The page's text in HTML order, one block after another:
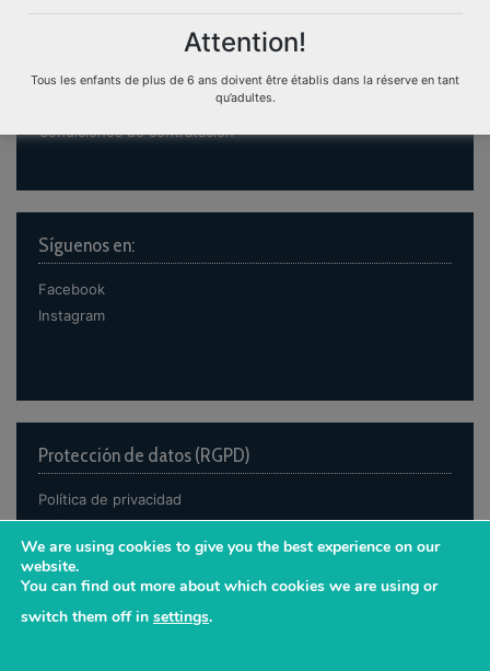
Contáctenos
Condiciones de contratación
Síguenos en:
Facebook
Instagram
Protección de datos (RGPD)
Política de privacidad
Política de cookies
Avisos legales
Attention!
Tous les enfants de plus de 6 ans doivent être établis dans la réserve en tant
qu’adultes.
We are using cookies to give you the best experience on our
website.
You can find out more about which cookies we are using or
switch them off in settings.